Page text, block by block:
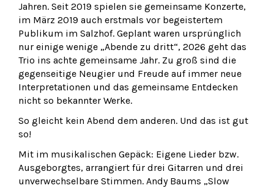
Jahren. Seit 2019 spielen sie gemeinsame Konzerte,
im März 2019 auch erstmals vor begeistertem
Publikum im Salzhof. Geplant waren ursprünglich
nur einige wenige „Abende zu dritt“, 2026 geht das
Trio ins achte gemeinsame Jahr. Zu groß sind die
gegenseitige Neugier und Freude auf immer neue
Interpretationen und das gemeinsame Entdecken
nicht so bekannter Werke.
So gleicht kein Abend dem anderen. Und das ist gut
so!
Mit im musikalischen Gepäck: Eigene Lieder bzw.
Ausgeborgtes, arrangiert für drei Gitarren und drei
unverwechselbare Stimmen. Andy Baums „Slow